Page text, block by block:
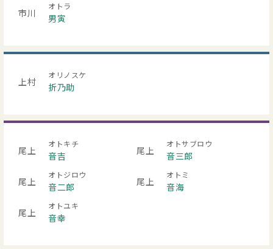
市川
オトラ
男寅
上村
オリノスケ
折乃助
尾上
オトキチ
音吉 尾上
オトサブロウ
音三郎
尾上
オトジロウ
音二郎 尾上
オトミ
音海
尾上
オトユキ
音幸